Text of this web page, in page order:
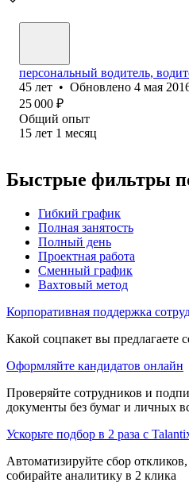
персональный водитель,
45 лет • Обновлено 4 мая
25 000 ₽
Общий опыт
15 лет 1 месяц
Быстрые фильтры
Гибкий график
Полная занятость
Полный день
Проектная работа
Сменный график
Вахтовый метод
Корпоративная поддержка
Какой соцпакет вы предлагаете
Оформляйте кандидатов онлайн
Проверяйте сотрудников и
документы без бумаг и личных
Ускорьте подбор в 2 раза с
Автоматизируйте сбор
собирайте аналитику в 2 клика